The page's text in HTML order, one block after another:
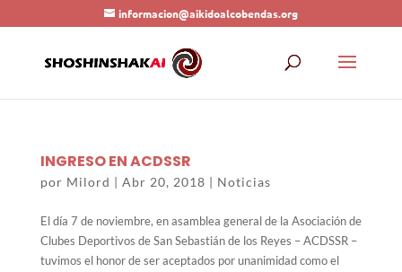
informacion@aikidoalcobendas.org
INGRESO EN ACDSSR
por Milord | Abr 20, 2018 | Noticias
El día 7 de noviembre, en asamblea general de la Asociación de
Clubes Deportivos de San Sebastián de los Reyes – ACDSSR –
tuvimos el honor de ser aceptados por unanimidad como el